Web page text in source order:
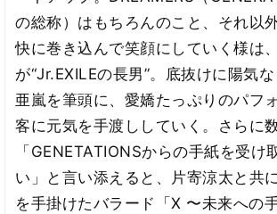
の総称）はもちろんのこと、それ以
快に巻き込んで笑顔にしていく様は
が“Jr.EXILEの長男”。底抜けに陽気
亜嵐を筆頭に、愛嬌たっぷりのパフ
客に元気を手渡ししていく。さらに
「GENETATIONSからの手紙を受け
い」と言い添えると、片寄涼太と共
を手掛けたバラード「X 〜未来への